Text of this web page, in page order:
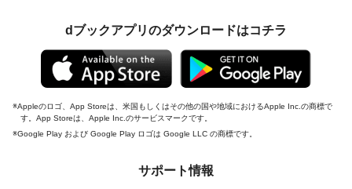
dブックアプリのダウンロードはコチラ
Appleのロゴ、App Storeは、米国もしくはその他の国や地域におけるApple Inc.の商標で
す。App Storeは、Apple Inc.のサービスマークです。
Google Play および Google Play ロゴは Google LLC の商標です。
サポート情報